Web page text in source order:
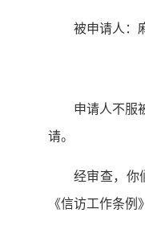
被申请人：
申请人不服
请。
经审查，你
《信访工作条